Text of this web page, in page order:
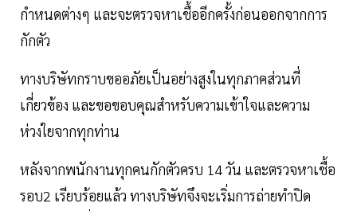
กำหนดต่างๆ และจะตรวจหาเชื้ออีกครั้งก่อนออกจากการ
กักตัว
ทางบริษัทกราบขออภัยเป็นอย่างสูงในทุกภาคส่วนที่
เกี่ยวข้อง และขอขอบคุณสำหรับความเข้าใจและความ
ห่วงใยจากทุกท่าน
หลังจากพนักงานทุกคนกักตัวครบ 14 วัน และตรวจหาเชื้อ
รอบ2 เรียบร้อยแล้ว ทางบริษัทจึงจะเริ่มการถ่ายทำปิด